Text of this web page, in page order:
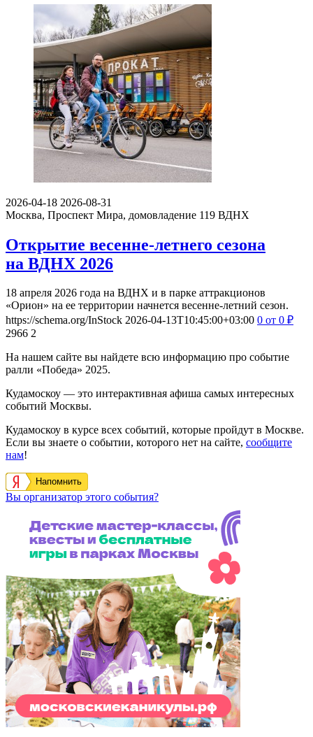
2026-04-18 2026-08-31
Москва, Проспект Мира, домовладение 119 ВДНХ
Открытие весенне-летнего сезона
на ВДНХ 2026
18 апреля 2026 года на ВДНХ и в парке аттракционов
«Орион» на ее территории начнется весенне-летний сезон.
https://schema.org/InStock 2026-04-13T10:45:00+03:00 0 от 0 ₽
2966 2
На нашем сайте вы найдете всю информацию про событие
ралли «Победа» 2025.
Кудамоскоу — это интерактивная афиша самых интересных
событий Москвы.
Кудамоскоу в курсе всех событий, которые пройдут в Москве.
Если вы знаете о событии, которого нет на сайте, сообщите
нам!
Напомнить
Вы организатор этого события?